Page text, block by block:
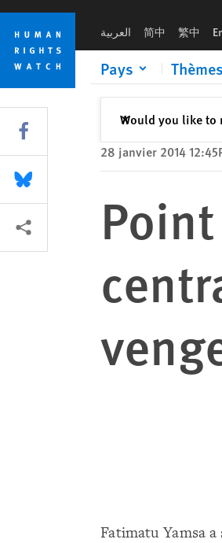
Skip
cookie
privacy
notice
Skip
main
content
العربية 简中 繁中
Pays Thèmes
Would you like to
✕Fermer
28 janvier 2014
Fatimatu Yamsa
Share this via Facebook
Share this via Bluesky
Share this via Partagez